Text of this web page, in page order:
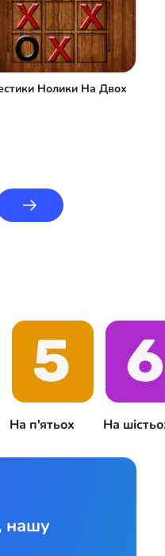
Нолики На Двох
На п'ятьох На
нашу